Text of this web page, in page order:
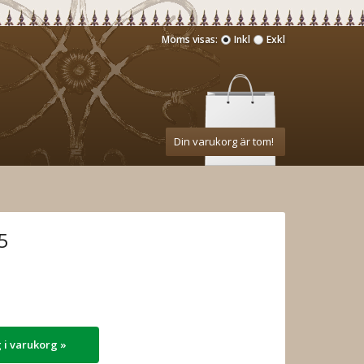
Din varukorg är tom!
Moms visas: Inkl Exkl
i varukorg »